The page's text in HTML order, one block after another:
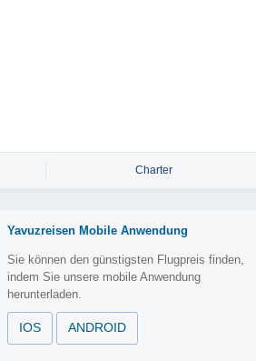
Charter
Yavuzreisen Mobile Anwendung
Sie können den günstigsten Flugpreis finden,
indem Sie unsere mobile Anwendung
herunterladen.
IOS ANDROID